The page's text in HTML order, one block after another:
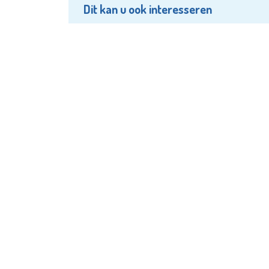
Dit kan u ook interesseren